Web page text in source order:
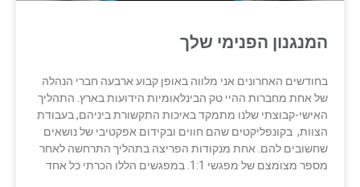
המנגנון הפנימי שלך
בחודשים האחרונים אני מלווה באופן קבוע ארבעה חברי הנהלה
של אחת מחברות ההיי טק הבינלאומיות הידועות בארץ. התהליך
האישי-קבוצתי שלנו מתמקד באיכות התקשורת ביניהם, בעבודת
הצוות, בקונפליקטים שהם חווים ובקידום אפקטיבי של נושאים
שחשובים להם. אחת מנקודות הפריצה בתהליך התרחשה לאחר
מספר מצומצם של מפגשי 1:1. במפגשים הללו הכרתי כל אחד